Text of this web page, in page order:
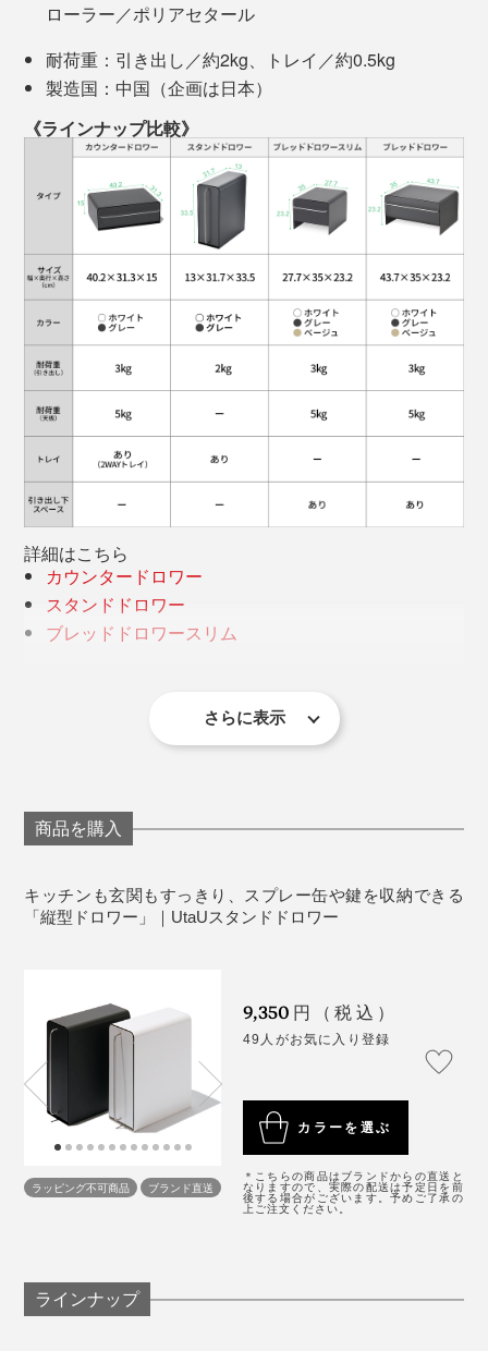
スチール製だから、マグネット入りの収納ケースやキッ
チンタイマーも設置できて便利です。
引き出しの底には、シリコーンゴム製の滑り止めシート
つきです。
引き出しを開けて、トレイには、薬用3点セットや、郵
便物などの書類を。トレイの下には、菓子パン、お菓子
やお茶の箱、みかんを。
ゴチャゴチャ散らばっていた小物たちが、ぴったり収ま
りました。キッチンが、すっきりして気持ちいい！
アイランドキッチンに置いても、背面まできれいにデザ
インされているから、キッチンと反対のリビング側から
をちょい置きできるし、水や油がはねても、サッと水拭
きすれば、汚れがとれるので、使い勝手がいい。
ローラー／ポリアセタール
耐荷重：引き出し／約2kg、トレイ／約0.5kg
製造国：中国（企画は日本）
《ラインナップ比較》
詳細はこちら
カウンタードロワー
スタンドドロワー
ブレッドドロワースリム
さらに表示
商品を購入
キッチンも玄関もすっきり、スプレー缶や鍵を収納できる
「縦型ドロワー」｜UtaUスタンドドロワー
ラッピング不可商品 ブランド直送
9,350 円（税込）
49人がお気に入り登録
カラーを選ぶ
＊こちらの商品はブランドからの直送と
なりますので、実際の配送は予定日を前
後する場合がございます。予めご了承の
上ご注文ください。
ラインナップ